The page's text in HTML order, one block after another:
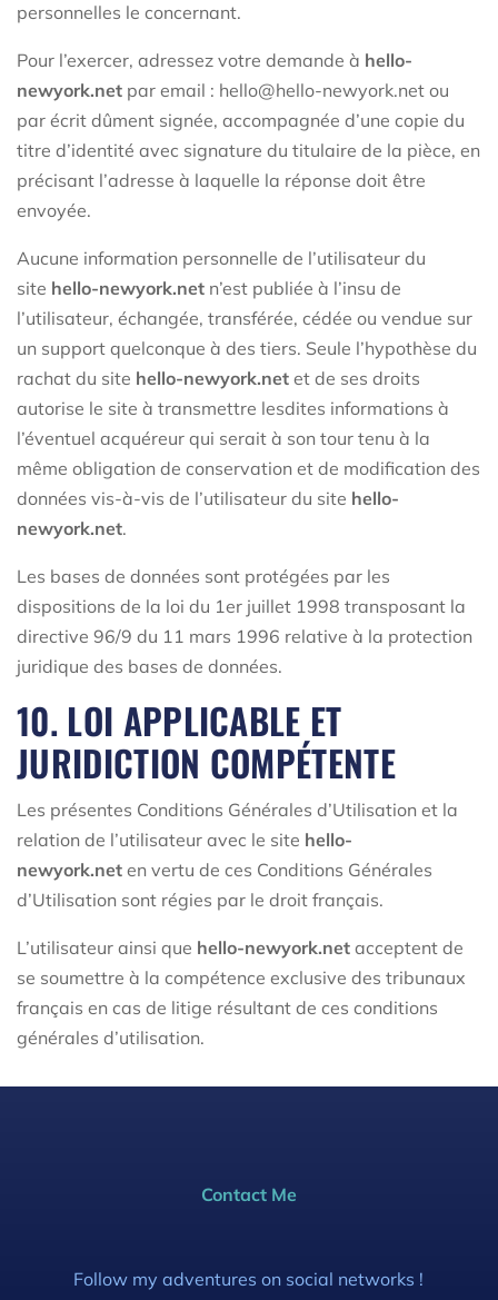
personnelles le concernant.
Pour l’exercer, adressez votre demande à hello-
newyork.net par email : hello@hello-newyork.net ou
par écrit dûment signée, accompagnée d’une copie du
titre d’identité avec signature du titulaire de la pièce, en
précisant l’adresse à laquelle la réponse doit être
envoyée.
Aucune information personnelle de l’utilisateur du
site hello-newyork.net n’est publiée à l’insu de
l’utilisateur, échangée, transférée, cédée ou vendue sur
un support quelconque à des tiers. Seule l’hypothèse du
rachat du site hello-newyork.net et de ses droits
autorise le site à transmettre lesdites informations à
l’éventuel acquéreur qui serait à son tour tenu à la
même obligation de conservation et de modification des
données vis-à-vis de l’utilisateur du site hello-
newyork.net.
Les bases de données sont protégées par les
dispositions de la loi du 1er juillet 1998 transposant la
directive 96/9 du 11 mars 1996 relative à la protection
juridique des bases de données.
10. LOI APPLICABLE ET
JURIDICTION COMPÉTENTE
Les présentes Conditions Générales d’Utilisation et la
relation de l’utilisateur avec le site hello-
newyork.net en vertu de ces Conditions Générales
d’Utilisation sont régies par le droit français.
L’utilisateur ainsi que hello-newyork.net acceptent de
se soumettre à la compétence exclusive des tribunaux
français en cas de litige résultant de ces conditions
générales d’utilisation.
Contact Me
Follow my adventures on social networks !